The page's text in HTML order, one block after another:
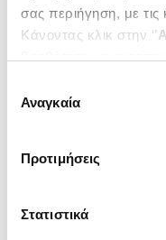
σας περιήγηση, με τις
Κάνοντας κλικ στην ‘’
ενδιαφέρουν και να
συγκατάθεσης
Αναγκαία
Προτιμήσεις
Στατιστικά